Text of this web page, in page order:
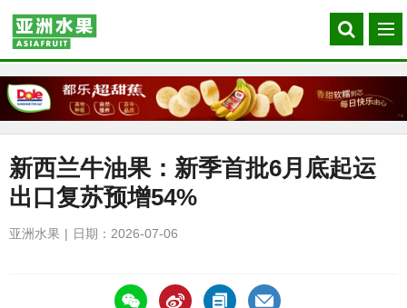
Search
our
菜
单
新西兰牛油果：新季首批6月底起运
出口复苏预增54%
亚洲水果 日期：2026-07-06
https://asiafruitchina.net/32299.html